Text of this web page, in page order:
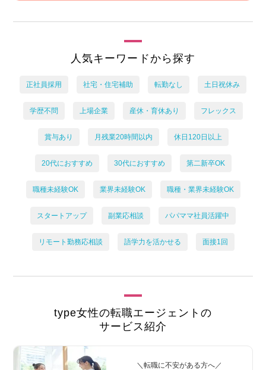
人気キーワードから探す
正社員採用 社宅・住宅補助 転勤なし 土日祝休み
学歴不問 上場企業 産休・育休あり フレックス
賞与あり 月残業20時間以内 休日120日以上
20代におすすめ 30代におすすめ 第二新卒OK
職種未経験OK 業界未経験OK 職種・業界未経験OK
スタートアップ 副業応相談 パパママ社員活躍中
リモート勤務応相談 語学力を活かせる 面接1回
type女性の転職エージェントの
サービス紹介
＼転職に不安がある方へ／